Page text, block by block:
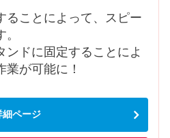
ることによって、スピー
ンドに固定することによ
業が可能に！
細ページ